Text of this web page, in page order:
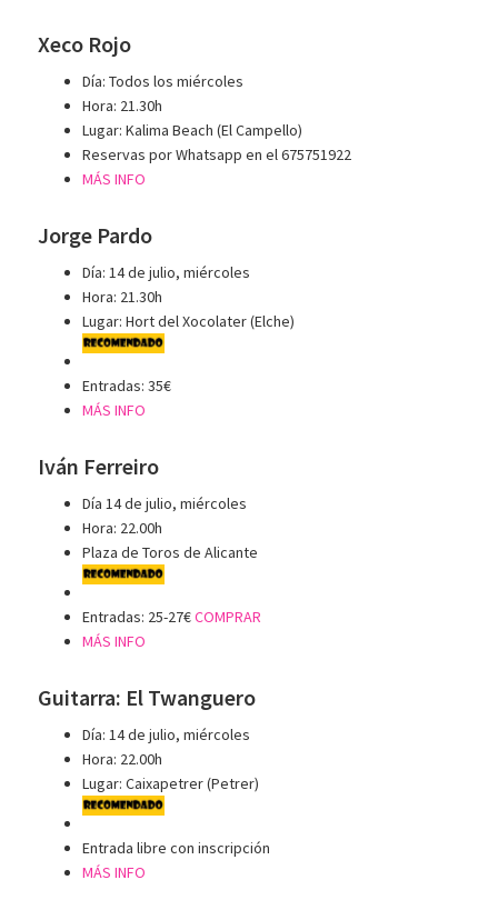
Xeco Rojo
Día: Todos los miércoles
Hora: 21.30h
Lugar: Kalima Beach (El Campello)
Reservas por Whatsapp en el 675751922
MÁS INFO
Jorge Pardo
Día: 14 de julio, miércoles
Hora: 21.30h
Lugar: Hort del Xocolater (Elche)
Entradas: 35€
MÁS INFO
Iván Ferreiro
Día 14 de julio, miércoles
Hora: 22.00h
Plaza de Toros de Alicante
Entradas: 25-27€COMPRAR
MÁS INFO
Guitarra: El Twanguero
Día: 14 de julio, miércoles
Hora: 22.00h
Lugar: Caixapetrer (Petrer)
Entrada libre con inscripción
MÁS INFO